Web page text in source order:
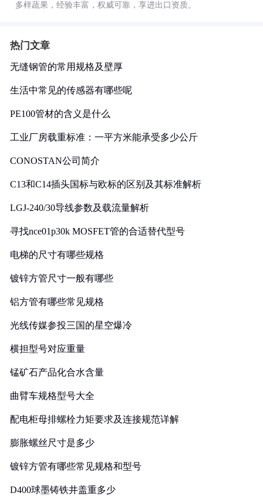
多样蔬果，经验丰富，权威可靠，享进出口资质。
热门文章
无缝钢管的常用规格及壁厚
生活中常见的传感器有哪些呢
PE100管材的含义是什么
工业厂房载重标准：一平方米能承受多少公斤
CONOSTAN公司简介
C13和C14插头国标与欧标的区别及其标准解析
LGJ-240/30导线参数及载流量解析
寻找nce01p30k MOSFET管的合适替代型号
电梯的尺寸有哪些规格
镀锌方管尺寸一般有哪些
铝方管有哪些常见规格
光线传媒参投三国的星空爆冷
横担型号对应重量
锰矿石产品化合水含量
曲臂车规格型号大全
配电柜母排螺栓力矩要求及连接规范详解
膨胀螺丝尺寸是多少
镀锌方管有哪些常见规格和型号
D400球墨铸铁井盖重多少